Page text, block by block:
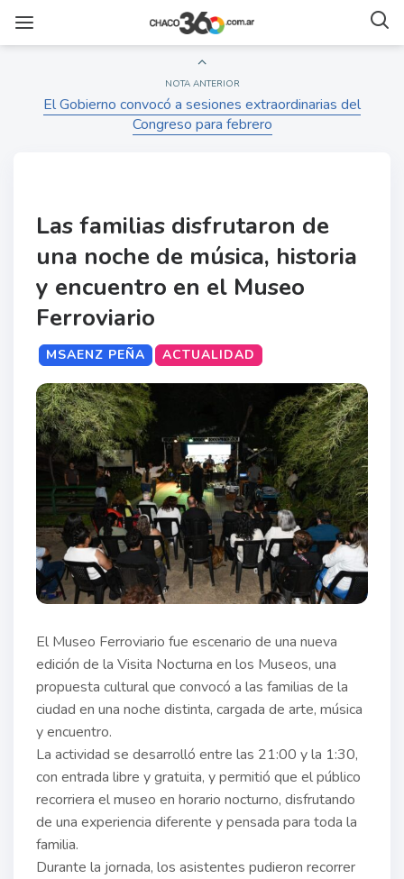
NOTA ANTERIOR
El Gobierno convocó a sesiones extraordinarias del
Congreso para febrero
Las familias disfrutaron de
una noche de música, historia
y encuentro en el Museo
Ferroviario
MSAENZ PEÑA ACTUALIDAD
El Museo Ferroviario fue escenario de una nueva
edición de la Visita Nocturna en los Museos, una
propuesta cultural que convocó a las familias de la
ciudad en una noche distinta, cargada de arte, música
y encuentro.
La actividad se desarrolló entre las 21:00 y la 1:30,
con entrada libre y gratuita, y permitió que el público
recorriera el museo en horario nocturno, disfrutando
de una experiencia diferente y pensada para toda la
familia.
Durante la jornada, los asistentes pudieron recorrer